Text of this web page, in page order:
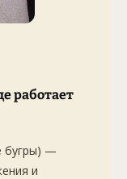
работает
бугры) —
и